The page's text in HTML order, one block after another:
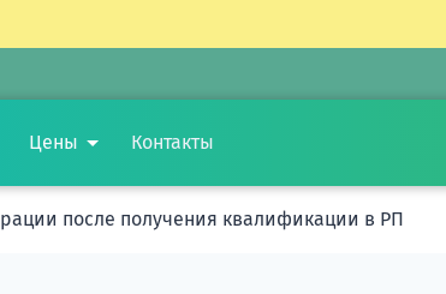
Цены Контакты
после получения квалификации в РП